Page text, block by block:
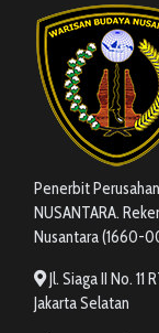
Penerbit Perusahan
NUSANTARA.
Nusantara (1660-
Jl. Siaga II No. 11
Jakarta Selatan